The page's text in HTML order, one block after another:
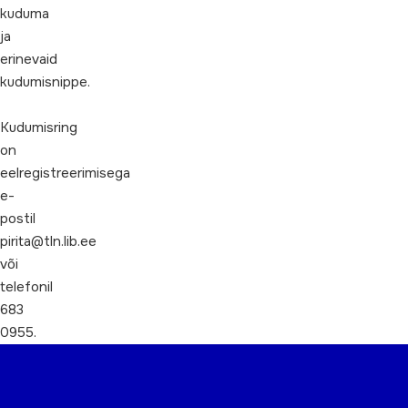
kuduma
ja
erinevaid
kudumisnippe.
Kudumisring
on
eelregistreerimisega
e-
postil
pirita@tln.lib.ee
või
telefonil
683
0955.